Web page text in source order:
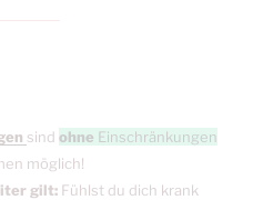
sind ohne Einschränkungen
möglich!
gilt: Fühlst du dich krank